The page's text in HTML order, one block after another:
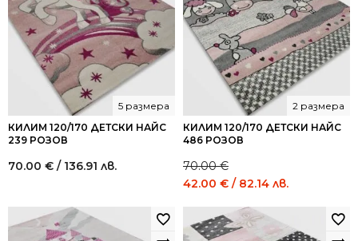
КИЛИМ 120/170 ДЕТСКИ НАЙС
239 РОЗОВ
5 размера
70.00 € / 136.91 лв.
КИЛИМ 120/170 ДЕТСКИ НАЙС
486 РОЗОВ
2 размера
70.00€
Original
was:
70.00 €
42.00 € / 82.14 лв.
42.00 €